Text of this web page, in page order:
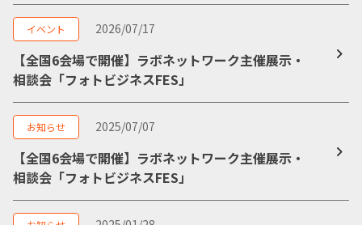
イベント 2026/07/17
【全国6会場で開催】ラボネットワーク主催展示・
相談会「フォトビジネスFES」
お知らせ 2025/07/07
【全国6会場で開催】ラボネットワーク主催展示・
相談会「フォトビジネスFES」